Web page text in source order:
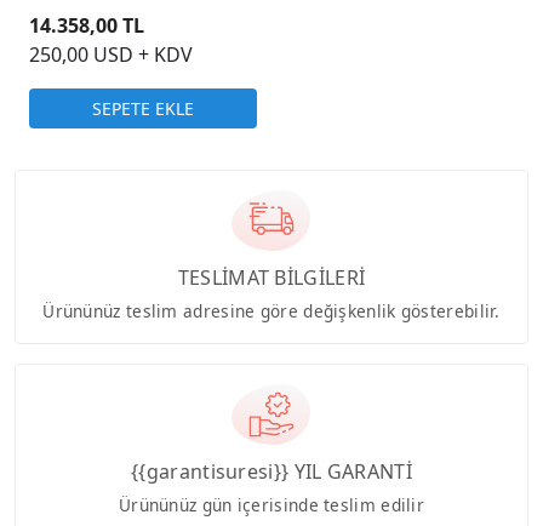
250,00 USD + KDV
14.358,00 TL
SEPETE EKLE
TESLİMAT BİLGİLERİ
Ürününüz teslim adresine göre değişkenlik gösterebilir.
{{garantisuresi}} YIL GARANTİ
Ürününüz gün içerisinde teslim edilir